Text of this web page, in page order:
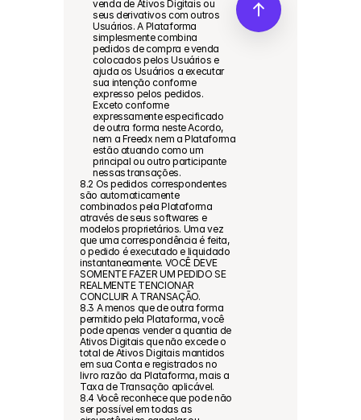
venda de Ativos Digitais ou
seus derivativos com outros
Usuários. A Plataforma
simplesmente combina
pedidos de compra e venda
colocados pelos Usuários e
ajuda os Usuários a executar
sua intenção conforme
expresso pelos pedidos.
Exceto conforme
expressamente especificado
de outra forma neste Acordo,
nem a Freedx nem a Plataforma
estão atuando como um
principal ou outro participante
nessas transações.
8.2 Os pedidos correspondentes
são automaticamente
combinados pela Plataforma
através de seus softwares e
modelos proprietários. Uma vez
que uma correspondência é feita,
o pedido é executado e liquidado
instantaneamente. VOCÊ DEVE
SOMENTE FAZER UM PEDIDO SE
REALMENTE TENCIONAR
CONCLUIR A TRANSAÇÃO.
8.3 A menos que de outra forma
permitido pela Plataforma, você
pode apenas vender a quantia de
Ativos Digitais que não excede o
total de Ativos Digitais mantidos
em sua Conta e registrados no
livro razão da Plataforma, mais a
Taxa de Transação aplicável.
8.4 Você reconhece que pode não
ser possível em todas as